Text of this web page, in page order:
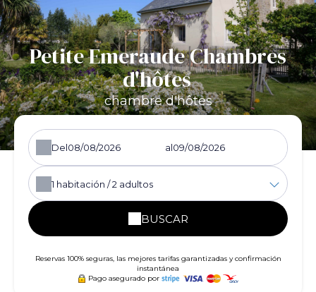
Petite Emeraude Chambres
d'hôtes
chambre d'hôtes
Del al
1 habitación /2 adultos
BUSCAR
Reservas 100% seguras, las mejores tarifas garantizadas y confirmación
instantánea
Pago asegurado por